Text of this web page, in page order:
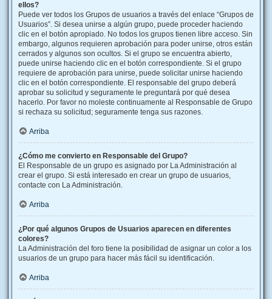
ellos?
Puede ver todos los Grupos de usuarios a través del enlace “Grupos de
Usuarios”. Si desea unirse a algún grupo, puede proceder haciendo
clic en el botón apropiado. No todos los grupos tienen libre acceso. Sin
embargo, algunos requieren aprobación para poder unirse, otros están
cerrados y algunos son ocultos. Si el grupo se encuentra abierto,
puede unirse haciendo clic en el botón correspondiente. Si el grupo
requiere de aprobación para unirse, puede solicitar unirse haciendo
clic en el botón correspondiente. El responsable del grupo deberá
aprobar su solicitud y seguramente le preguntará por qué desea
hacerlo. Por favor no moleste continuamente al Responsable de Grupo
si rechaza su solicitud; seguramente tenga sus razones.
Arriba
¿Cómo me convierto en Responsable del Grupo?
El Responsable de un grupo es asignado por La Administración al
crear el grupo. Si está interesado en crear un grupo de usuarios,
contacte con La Administración.
Arriba
¿Por qué algunos Grupos de Usuarios aparecen en diferentes
colores?
La Administración del foro tiene la posibilidad de asignar un color a los
usuarios de un grupo para hacer más fácil su identificación.
Arriba